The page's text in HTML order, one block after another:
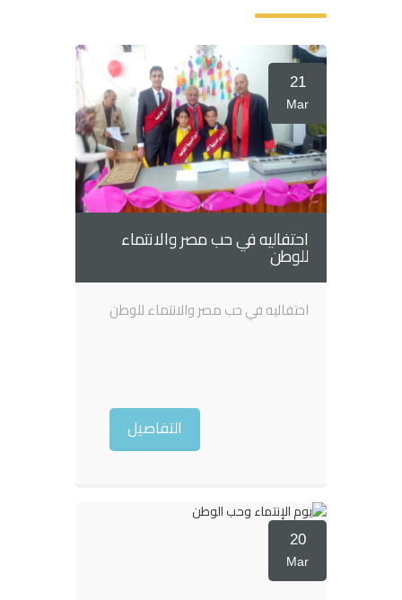
21
Mar
احتفاليه في حب مصر والانتماء
للوطن
احتفاليه في حب مصر والانتماء للوطن
التفاصيل
20
Mar